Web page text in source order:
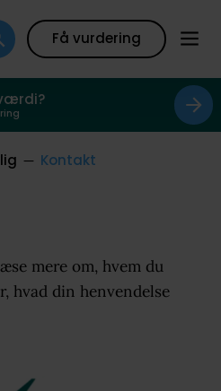
Få vurdering
Kontakt
mere om, hvem du
hvad din henvendelse